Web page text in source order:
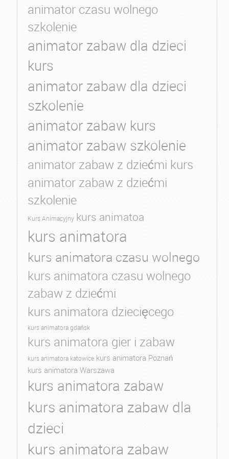
animator czasu wolnego
szkolenie
animator zabaw dla dzieci
kurs
animator zabaw dla dzieci
szkolenie
animator zabaw kurs
animator zabaw szkolenie
animator zabaw z dziećmi kurs
animator zabaw z dziećmi
szkolenie
Kurs Animacyjny kurs animatoa
kurs animatora
kurs animatora czasu wolnego
kurs animatora czasu wolnego
zabaw z dziećmi
kurs animatora dziecięcego
kurs animatora gdańsk
kurs animatora gier i zabaw
kurs animatora katowice kurs animatora Poznań
kurs animatora Warszawa
kurs animatora zabaw
kurs animatora zabaw dla
dzieci
kurs animatora zabaw